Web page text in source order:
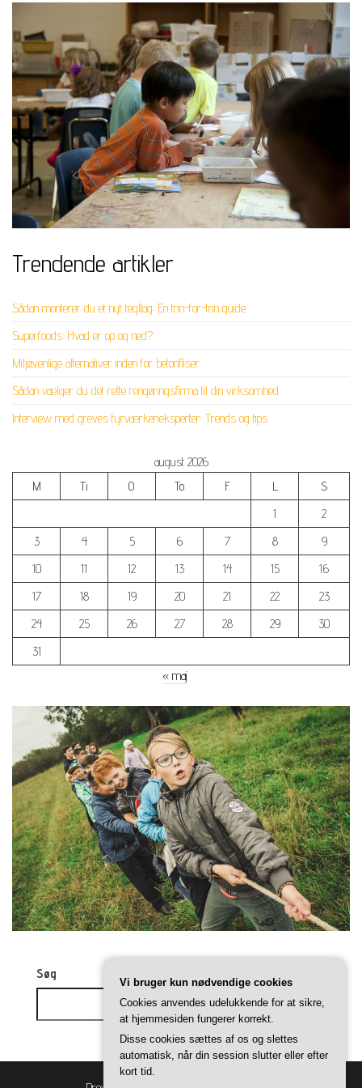
Trendende artikler
Sådan monterer du et nyt tegltag: En trin-for-trin guide
Superfoods: Hvad er op og ned?
Miljøvenlige alternativer inden for betonfliser
Sådan vælger du det rette rengøringsfirma til din virksomhed
Interview med greves fyrværkerieksperter: Trends og tips
august 2026
M
Ti O To F L
S
1
2
3
4 5 6 7 8
9
10
11 12 13 14 15
16
17
18 19 20 21 22
23
24
25 26 27 28 29
30
31
« maj
Søg
Søg
Vi bruger kun nødvendige cookies
Cookies anvendes udelukkende for at sikre,
at hjemmesiden fungerer korrekt.
Disse cookies sættes af os og slettes
automatisk, når din session slutter eller efter
kort tid.